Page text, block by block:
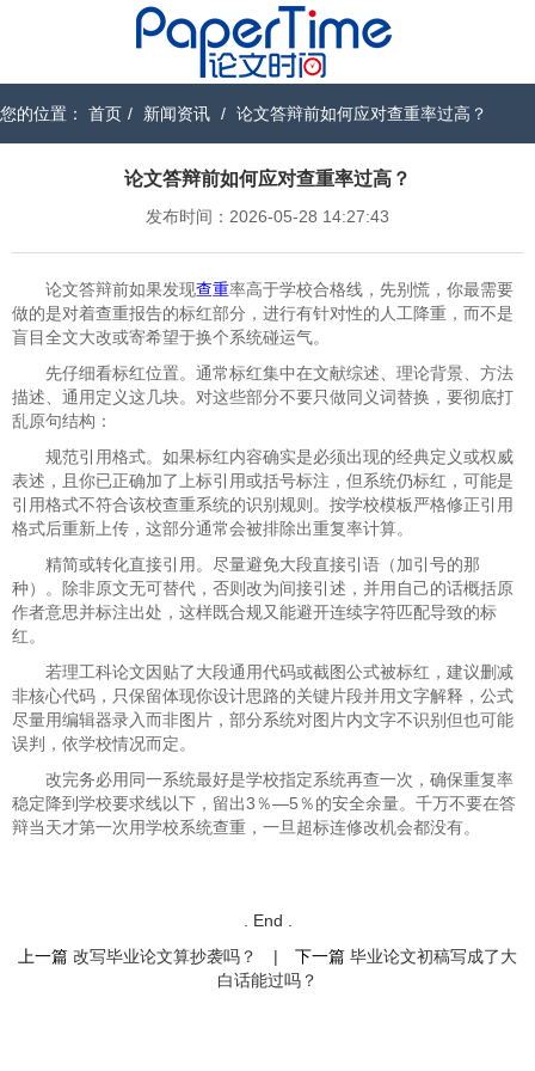
您的位置： 首页 / 新闻资讯 / 论文答辩前如何应对查重率过高？
论文答辩前如何应对查重率过高？
发布时间：2026-05-28 14:27:43
论文答辩前如果发现查重率高于学校合格线，先别慌，你最需要
做的是对着查重报告的标红部分，进行有针对性的人工降重，而不是
盲目全文大改或寄希望于换个系统碰运气。
先仔细看标红位置。通常标红集中在文献综述、理论背景、方法
描述、通用定义这几块。对这些部分不要只做同义词替换，要彻底打
乱原句结构：
规范引用格式。如果标红内容确实是必须出现的经典定义或权威
表述，且你已正确加了上标引用或括号标注，但系统仍标红，可能是
引用格式不符合该校查重系统的识别规则。按学校模板严格修正引用
格式后重新上传，这部分通常会被排除出重复率计算。
精简或转化直接引用。尽量避免大段直接引语（加引号的那
种）。除非原文无可替代，否则改为间接引述，并用自己的话概括原
作者意思并标注出处，这样既合规又能避开连续字符匹配导致的标
红。
若理工科论文因贴了大段通用代码或截图公式被标红，建议删减
非核心代码，只保留体现你设计思路的关键片段并用文字解释，公式
尽量用编辑器录入而非图片，部分系统对图片内文字不识别但也可能
误判，依学校情况而定。
改完务必用同一系统最好是学校指定系统再查一次，确保重复率
稳定降到学校要求线以下，留出3％—5％的安全余量。千万不要在答
辩当天才第一次用学校系统查重，一旦超标连修改机会都没有。
. End .
上一篇 改写毕业论文算抄袭吗？ | 下一篇 毕业论文初稿写成了大
白话能过吗？